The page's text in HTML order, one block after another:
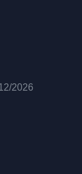
2026